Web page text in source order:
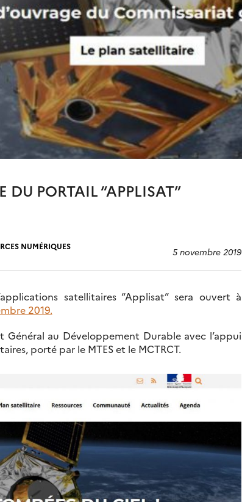
PORTAIL “APPLISAT”
NUMÉRIQUES
5 novembre 2019
satellitaires “Applisat” sera ouvert à
2019.
Général au Développement Durable avec l’appui
porté par le MTES et le MCTRCT.